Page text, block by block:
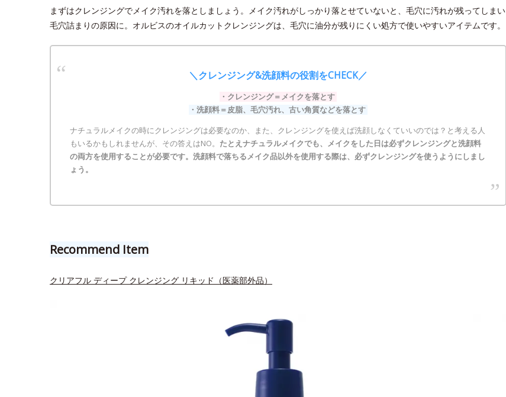
まずはクレンジングでメイク汚れを落としましょう。メイク汚れがしっかり落とせていないと、毛穴に汚れが残ってしまい
毛穴詰まりの原因に。オルビスのオイルカットクレンジングは、毛穴に油分が残りにくい処方で使いやすいアイテムです。
＼クレンジング&洗顔料の役割をCHECK／
・クレンジング＝メイクを落とす
・洗顔料＝皮脂、毛穴汚れ、古い角質などを落とす
ナチュラルメイクの時にクレンジングは必要なのか、また、クレンジングを使えば洗顔しなくていいのでは？と考える人
もいるかもしれませんが、その答えはNO。 たとえナチュラルメイクでも、メイクをした日は必ずクレンジングと洗顔料
の両方を使用することが必要です。洗顔料で落ちるメイク品以外を使用する際は、必ずクレンジングを使うようにしまし
ょう。
Recommend Item
クリアフル ディープ クレンジング リキッド（医薬部外品）